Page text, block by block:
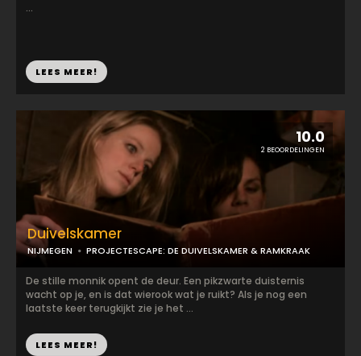
...
LEES MEER!
10.0
2 BEOORDELINGEN
Duivelskamer
NIJMEGEN PROJECTESCAPE: DE DUIVELSKAMER & RAMKRAAK
De stille monnik opent de deur. Een pikzwarte duisternis
wacht op je, en is dat wierook wat je ruikt? Als je nog een
laatste keer terugkijkt zie je het ...
LEES MEER!